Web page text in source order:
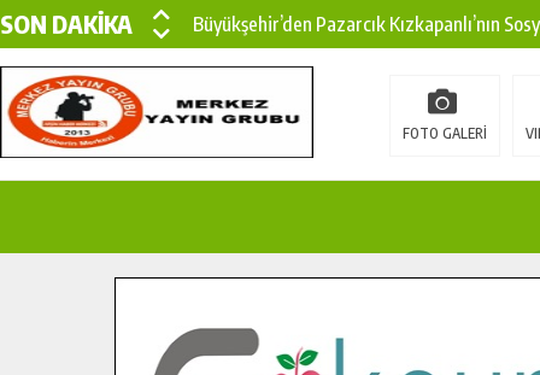
SON DAKİKA
Büyükşehir’den Pazarcık Kızkapanlı’nın
Büyükşehir’den Pazarcık Kırsalına Modern
Çin’den KSÜ’ye Uluslararası Başarı:
İlçe Jandarma Komutanı Karakaya’dan
FOTO GALERİ